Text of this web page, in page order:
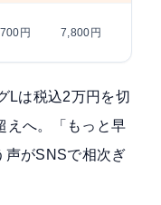
円 7,800円
Lは税込2万円を切
えへ。「もっと早
声がSNSで相次ぎ